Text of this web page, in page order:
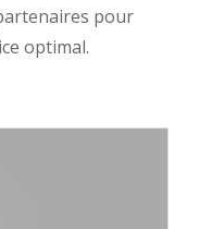
pour
optimal.